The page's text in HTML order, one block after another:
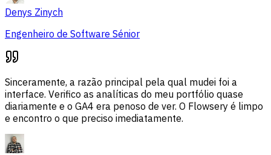
Denys Zinych
Engenheiro de Software Sénior
Sinceramente, a razão principal pela qual mudei foi a
interface. Verifico as analíticas do meu portfólio quase
diariamente e o GA4 era penoso de ver. O Flowsery é limpo
e encontro o que preciso imediatamente.